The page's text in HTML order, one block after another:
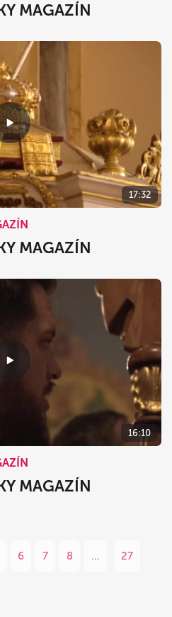
MAGAZÍN
17:32
MAGAZÍN
16:10
MAGAZÍN
6 7 8 ... 27